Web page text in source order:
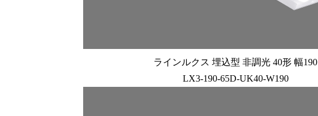
ラインルクス 埋込型 非調光 40形 幅190
LX3-190-65D-UK40-W190